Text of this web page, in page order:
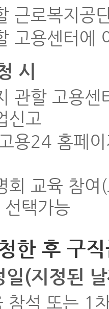
근로복지공
고용센터에
시
관할 고용
신고
용24 홈페
회 교육 참
택가능
한 후 구
일(지정된
참석 또는 1